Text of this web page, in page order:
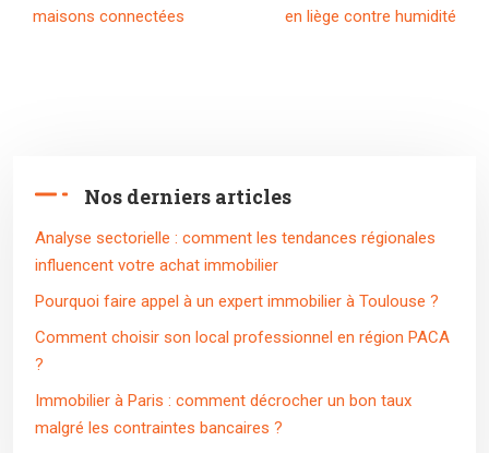
maisons connectées
en liège contre humidité
Nos derniers articles
Analyse sectorielle : comment les tendances régionales
influencent votre achat immobilier
Pourquoi faire appel à un expert immobilier à Toulouse ?
Comment choisir son local professionnel en région PACA
?
Immobilier à Paris : comment décrocher un bon taux
malgré les contraintes bancaires ?